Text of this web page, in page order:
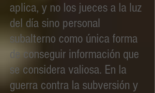
aplica, y no los jueces a la luz
del día sino personal
subalterno como única forma
de conseguir información que
se considera valiosa. En la
guerra contra la subversión y